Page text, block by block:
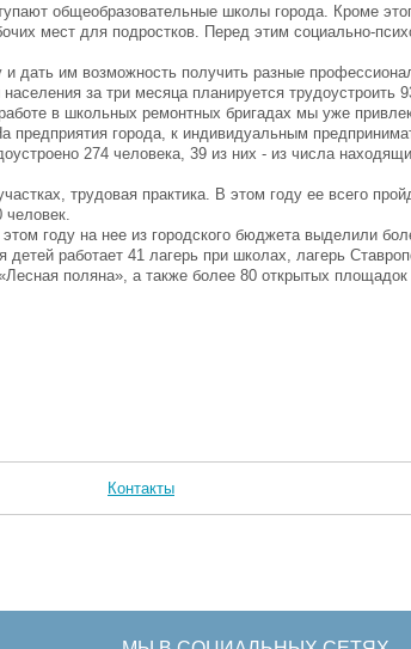
общеобразовательные школы города. Кроме
мест для подростков. Перед этим социально-
дать им возможность получить разные
за три месяца планируется трудоустроить
в школьных ремонтных бригадах мы уже
города, к индивидуальным
274 человека, 39 из них - из числа
трудовая практика. В этом году ее всего
году на нее из городского бюджета выделили
работает 41 лагерь при школах, лагерь
поляна», а также более 80 открытых
Контакты